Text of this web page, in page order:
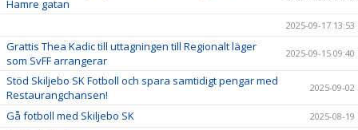
Hamre gatan
2025-09-17 13:53
Grattis Thea Kadic till uttagningen till Regionalt läger
som SvFF arrangerar
2025-09-15 09:40
Stöd Skiljebo SK Fotboll och spara samtidigt pengar med
Restaurangchansen!
2025-09-02
Gå fotboll med Skiljebo SK 2025-08-19